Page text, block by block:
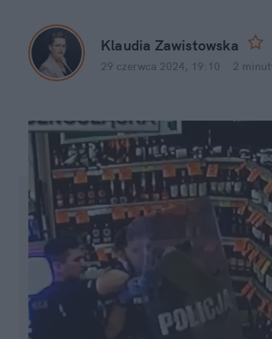
Klaudia Zawistowska
29 czerwca 2024, 19:10 2